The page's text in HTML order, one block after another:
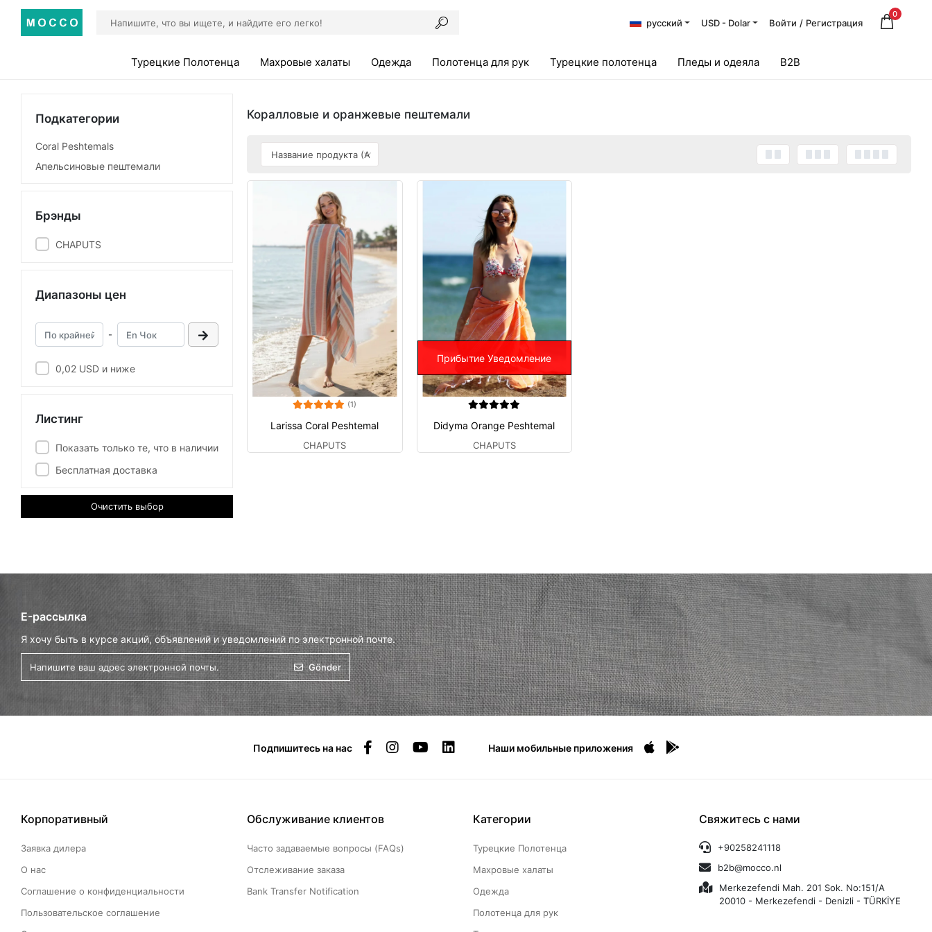
русский USD - Dolar Войти / Регистрация
0
Турецкие Полотенца Махровые халаты Одежда Полотенца для рук Турецкие полотенца Пледы и одеяла B2B
Подкатегории
Coral Peshtemals
Апельсиновые пештемали
Брэнды
CHAPUTS
Диапазоны цен
-
0,02 USD и ниже
Листинг
Показать только те, что в наличии
Бесплатная доставка
Очистить выбор
Коралловые и оранжевые пештемали
(1)
Larissa Coral Peshtemal
CHAPUTS
Прибытие Уведомление
Didyma Orange Peshtemal
CHAPUTS
E-рассылка
Я хочу быть в курсе акций, объявлений и уведомлений по электронной почте.
Gönder
Подпишитесь на нас Наши мобильные приложения
Корпоративный
Заявка дилера
О нас
Соглашение о конфиденциальности
Пользовательское соглашение
Обслуживание клиентов
Часто задаваемые вопросы (FAQs)
Отслеживание заказа
Bank Transfer Notification
Категории
Турецкие Полотенца
Махровые халаты
Одежда
Полотенца для рук
Свяжитесь с нами
+90258241118
b2b@mocco.nl
Merkezefendi Mah. 201 Sok. No:151/A
20010 - Merkezefendi - Denizli - TÜRKİYE